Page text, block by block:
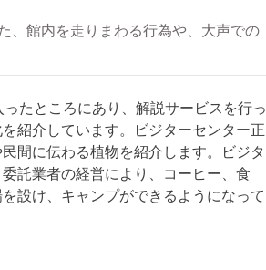
、館内を走りまわる行為や、大声での
たところにあり、解説サービスを行っ
紹介しています。ビジターセンター正
間に伝わる植物を紹介します。ビジタ
託業者の経営により、コーヒー、食
設け、キャンプができるようになって